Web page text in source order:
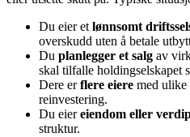
Du eier et lønnsomt
overskudd uten å betale
Du planlegger et salg av
skal tilfalle holdingselskapet
Dere erflere eiere med ulike
reinvestering.
Du eiereiendom eller
struktur.